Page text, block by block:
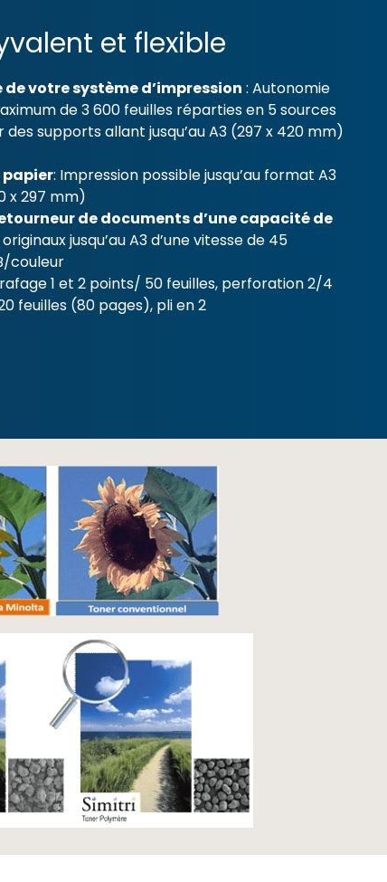
et flexible
votre système d’impression : Autonomie
de 3 600 feuilles réparties en 5 sources
supports allant jusqu’au A3 (297 x 420 mm)
papier: Impression possible jusqu’au format A3
x 297 mm)
de documents d’une capacité de
jusqu’au A3 d’une vitesse de 45
couleur
1 et 2 points/ 50 feuilles, perforation 2/4
feuilles (80 pages), pli en 2